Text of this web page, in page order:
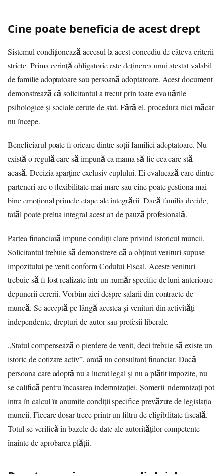
Cine poate beneficia de acest drept
Sistemul condiționează accesul la acest concediu de câteva criterii
stricte. Prima cerință obligatorie este deținerea unui atestat valabil
de familie adoptatoare sau persoană adoptatoare. Acest document
demonstrează că solicitantul a trecut prin toate evaluările
psihologice și sociale cerute de stat. Fără el, procedura nici măcar
nu începe.
Beneficiarul poate fi oricare dintre soții familiei adoptatoare. Nu
există o regulă care să impună ca mama să fie cea care stă
acasă. Decizia aparține exclusiv cuplului. Ei evaluează care dintre
parteneri are o flexibilitate mai mare sau cine poate gestiona mai
bine emoțional primele etape ale integrării. Dacă familia decide,
tatăl poate prelua integral acest an de pauză profesională.
Partea financiară impune condiții clare privind istoricul muncii.
Solicitantul trebuie să demonstreze că a obținut venituri supuse
impozitului pe venit conform Codului Fiscal. Aceste venituri
trebuie să fi fost realizate într-un număr specific de luni anterioare
depunerii cererii. Vorbim aici despre salarii din contracte de
muncă. Se acceptă pe lângă acestea și venituri din activități
independente, drepturi de autor sau profesii liberale.
„Statul compensează o pierdere de venit, deci trebuie să existe un
istoric de cotizare activ”, arată un consultant financiar. Dacă
persoana care adoptă nu a lucrat legal și nu a plătit impozite, nu
se califică pentru încasarea indemnizației. Șomerii indemnizați pot
intra în calcul în anumite condiții specifice prevăzute de legislația
muncii. Fiecare dosar trece printr-un filtru de eligibilitate fiscală.
Totul se verifică în bazele de date ale autorităților competente
înainte de aprobarea plății.